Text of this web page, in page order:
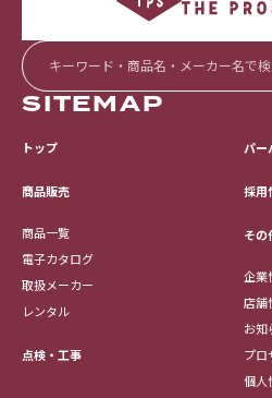
SITEMAP
トップ
商品販売
商品一覧
電子カタログ
取扱メーカー
レンタル
点検・工事
パー
採用
その
企業
店舗
お知
プロ
個人